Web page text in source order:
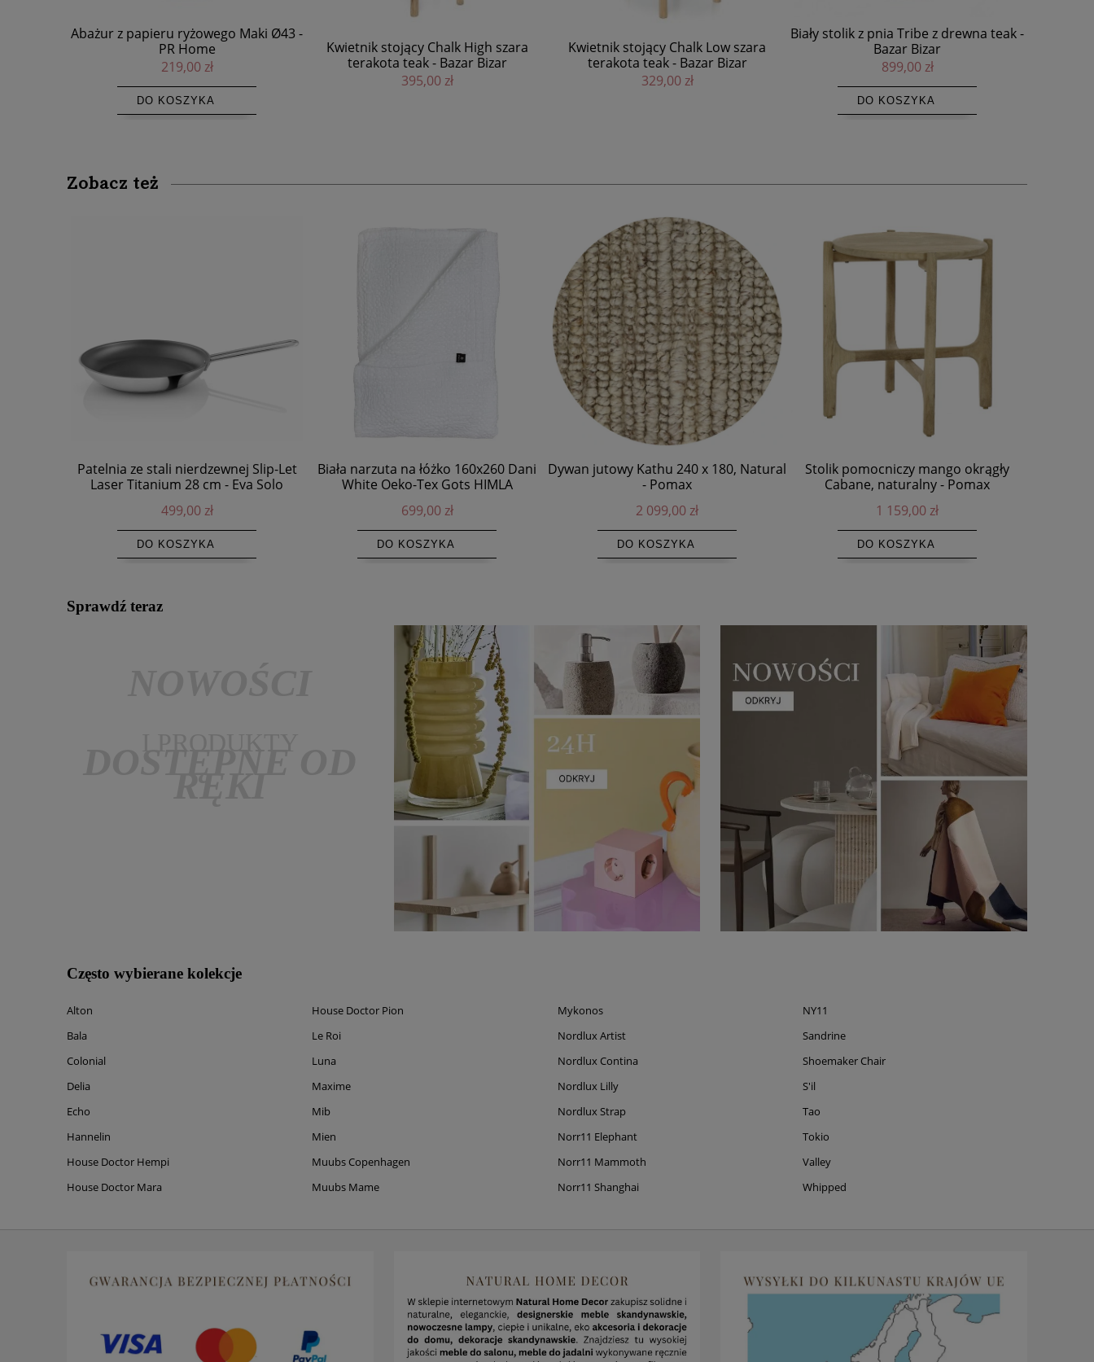
Kwietnik stojący Chalk High szara
terakota teak - Bazar Bizar
Kwietnik stojący Chalk Low szara
terakota teak - Bazar Bizar
329,00 zł
Bazar Bizar
899,00 zł
Dywan jutowy Natur Sand 100x200 -
Finarte
699,00 zł
DO KOSZYKA
Zobacz też
Patelnia ze stali nierdzewnej Slip-Let
Laser Titanium 28 cm - Eva Solo
499,00 zł
DO KOSZYKA
Biała narzuta na łóżko 160x260 Dani
White Oeko-Tex Gots HIMLA
699,00 zł
DO KOSZYKA
Dywan jutowy Kathu 240 x 180, Natural
- Pomax
2 099,00 zł
DO KOSZYKA
Stolik pomocniczy mango okrągły
Cabane, naturalny - Pomax
1 159,00 zł
DO KOSZYKA
Sprawdź teraz
Często wybierane kolekcje
Alton
Bala
Colonial
Delia
Echo
Hannelin
House Doctor Hempi
House Doctor Mara
House Doctor Pion
Le Roi
Luna
Maxime
Mib
Mien
Muubs Copenhagen
Muubs Mame
Mykonos
Nordlux Artist
Nordlux Contina
Nordlux Lilly
Nordlux Strap
Norr11 Elephant
Norr11 Mammoth
Norr11 Shanghai
NY11
Sandrine
Shoemaker Chair
S'il
Tao
Tokio
Valley
Whipped